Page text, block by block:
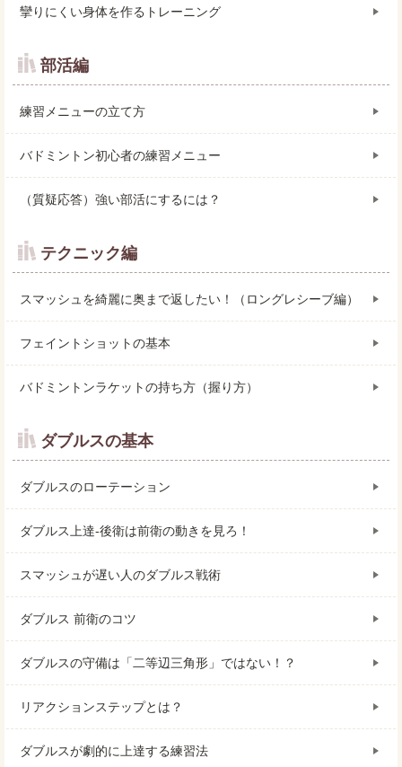
攣りにくい身体を作るトレーニング
部活編
練習メニューの立て方
バドミントン初心者の練習メニュー
（質疑応答）強い部活にするには？
テクニック編
スマッシュを綺麗に奥まで返したい！（ロングレシーブ編）
フェイントショットの基本
バドミントンラケットの持ち方（握り方）
ダブルスの基本
ダブルスのローテーション
ダブルス上達-後衛は前衛の動きを見ろ！
スマッシュが遅い人のダブルス戦術
ダブルス 前衛のコツ
ダブルスの守備は「二等辺三角形」ではない！？
リアクションステップとは？
ダブルスが劇的に上達する練習法